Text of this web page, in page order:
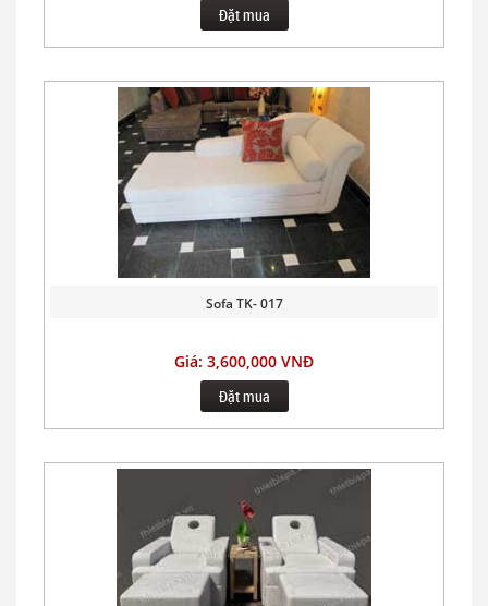
Đặt mua
Sofa TK- 017
Giá: 3,600,000 VNĐ
Đặt mua